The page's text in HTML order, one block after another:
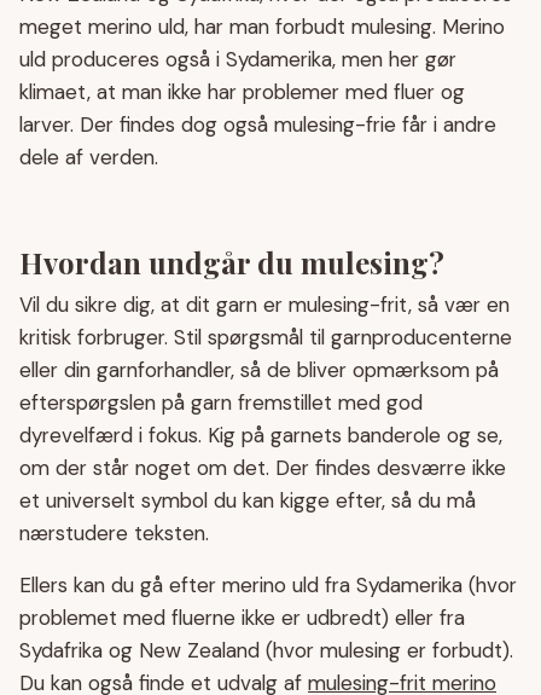
meget merino uld, har man forbudt mulesing. Merino
uld produceres også i Sydamerika, men her gør
klimaet, at man ikke har problemer med fluer og
larver. Der findes dog også mulesing-frie får i andre
dele af verden.
Hvordan undgår du mulesing?
Vil du sikre dig, at dit garn er mulesing-frit, så vær en
kritisk forbruger. Stil spørgsmål til garnproducenterne
eller din garnforhandler, så de bliver opmærksom på
efterspørgslen på garn fremstillet med god
dyrevelfærd i fokus. Kig på garnets banderole og se,
om der står noget om det. Der findes desværre ikke
et universelt symbol du kan kigge efter, så du må
nærstudere teksten.
Ellers kan du gå efter merino uld fra Sydamerika (hvor
problemet med fluerne ikke er udbredt) eller fra
Sydafrika og New Zealand (hvor mulesing er forbudt).
Du kan også finde et udvalg af mulesing-frit merino